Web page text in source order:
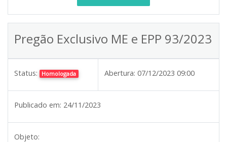
Pregão Exclusivo ME e EPP 93/2023
Status: Homologada Abertura: 07/12/2023 09:00
Publicado em: 24/11/2023
Objeto: